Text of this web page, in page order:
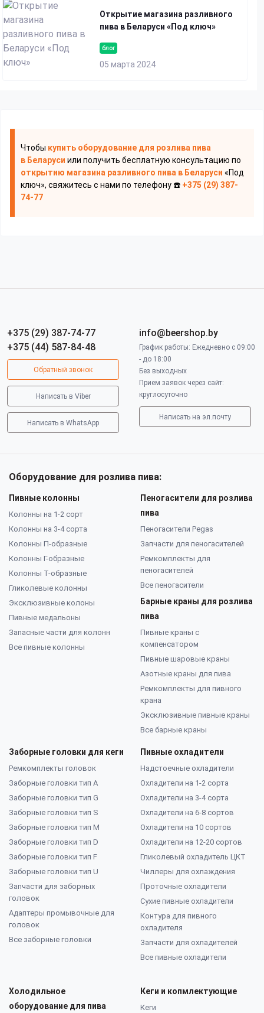
блог
05 марта 2024
Открытие магазина разливного
пива в Беларуси «Под ключ»
Чтобы купить оборудование для розлива пива
в Беларуси или получить бесплатную консультацию по
открытию магазина разливного пива в Беларуси «Под
ключ», свяжитесь с нами по телефону ☎️ +375 (29) 387-
74-77
+375 (29) 387-74-77
+375 (44) 587-84-48
Обратный звонок
Написать в Viber
Написать в WhatsApp
info@beershop.by
График работы: Ежедневно с 09:00
- до 18:00
Без выходных
Прием заявок через сайт:
круглосуточно
Написать на эл.почту
Оборудование для розлива пива:
Пивные колонны
Колонны на 1-2 сорт
Колонны на 3-4 сорта
Колонны П-образные
Колонны Г-образные
Колонны Т-образные
Гликолевые колонны
Эксклюзивные колоны
Пивные медальоны
Запасные части для колонн
Все пивные колонны
Пеногасители для розлива
пива
Пеногасители Pegas
Запчасти для пеногасителей
Ремкомплекты для
пеногасителей
Все пеногасители
Барные краны для розлива
пива
Пивные краны с
компенсатором
Пивные шаровые краны
Азотные краны для пива
Ремкомплекты для пивного
крана
Эксклюзивные пивные краны
Все барные краны
Заборные головки для кеги
Ремкомплекты головок
Заборные головки тип А
Заборные головки тип G
Заборные головки тип S
Заборные головки тип M
Заборные головки тип D
Заборные головки тип F
Заборные головки тип U
Запчасти для заборных
головок
Адаптеры промывочные для
головок
Все заборные головки
Пивные охладители
Надстоечные охладители
Охладители на 1-2 сорта
Охладители на 3-4 сорта
Охладители на 6-8 сортов
Охладители на 10 сортов
Охладители на 12-20 сортов
Гликолевый охладитель ЦКТ
Чиллеры для охлаждения
Проточные охладители
Сухие пивные охладители
Контура для пивного
охладителя
Запчасти для охладителей
Все пивные охладители
Холодильное
оборудование для пива
Кеги и копмлектующие
Кеги